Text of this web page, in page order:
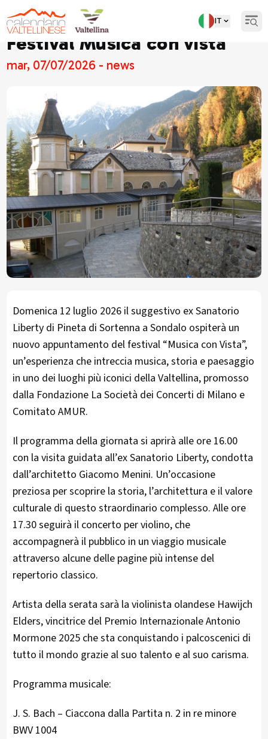
IT
Festival Musica con vista
mar, 07/07/2026 - news
Domenica 12 luglio 2026 il suggestivo ex Sanatorio
Liberty di Pineta di Sortenna a Sondalo ospiterà un
nuovo appuntamento del festival “Musica con Vista”,
un’esperienza che intreccia musica, storia e paesaggio
in uno dei luoghi più iconici della Valtellina, promosso
dalla Fondazione La Società dei Concerti di Milano e
Comitato AMUR.
Il programma della giornata si aprirà alle ore 16.00
con la visita guidata all’ex Sanatorio Liberty, condotta
dall’architetto Giacomo Menini. Un’occasione
preziosa per scoprire la storia, l’architettura e il valore
culturale di questo straordinario complesso. Alle ore
17.30 seguirà il concerto per violino, che
accompagnerà il pubblico in un viaggio musicale
attraverso alcune delle pagine più intense del
repertorio classico.
Artista della serata sarà la violinista olandese Hawijch
Elders, vincitrice del Premio Internazionale Antonio
Mormone 2025 che sta conquistando i palcoscenici di
tutto il mondo grazie al suo talento e al suo carisma.
Programma musicale:
J. S. Bach – Ciaccona dalla Partita n. 2 in re minore
BWV 1004